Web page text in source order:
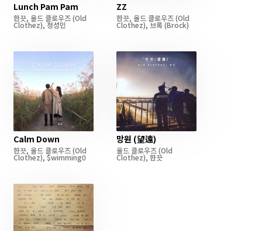
Lunch Pam Pam
한끗, 올드 클로우즈(Old
Clothez),정성민
ZZ
한끗, 올드 클로우즈(Old
Clothez),브록(Brock)
Calm Down
한끗, 올드 클로우즈(Old
Clothez),$wimming0
망원 (望遠)
올드 클로우즈(Old
Clothez), 한끗